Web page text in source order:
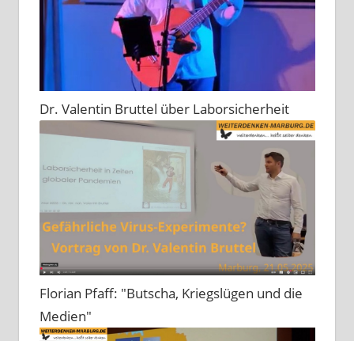
Dr. Valentin Bruttel über Laborsicherheit
Florian Pfaff: "Butscha, Kriegslügen und die
Medien"